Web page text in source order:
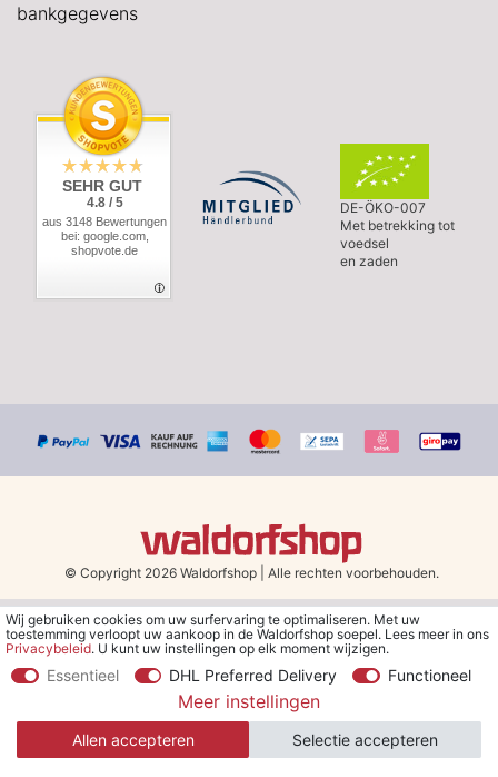
bankgegevens
SEHR GUT
4.8 / 5
aus 3148 Bewertungen
bei: google.com,
shopvote.de
DE-ÖKO-007
Met betrekking tot
voedsel
en zaden
© Copyright 2026 Waldorfshop Alle rechten voorbehouden.
*Gratis verzending in Nederland en België vanaf 79 euro bij het
kiezen van de verzendmethode "DHL - Besparing op
**Je ontvangt de kortingsbon van € 5 per e-mail nadat je je hebt
aangemeld voor de nieuwsbrief. De kortingsbon is 30 dagen geldig
en geldt bij een minimale bestelwaarde van € 30.
Wij gebruiken cookies om uw surfervaring te optimaliseren. Met uw
toestemming verloopt uw aankoop in de Waldorfshop soepel. Lees meer in ons
Privacybeleid. U kunt uw instellingen op elk moment wijzigen.
Essentieel DHL Preferred Delivery Functioneel
Meer instellingen
Allen accepteren Selectie accepteren